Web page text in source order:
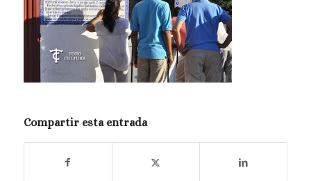
Compartir esta entrada